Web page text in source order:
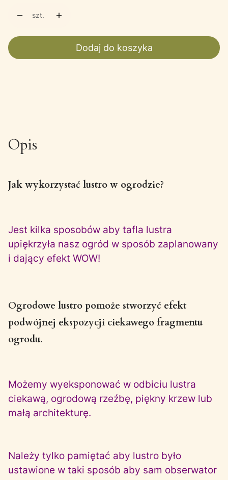
szt.
Dodaj do koszyka
Opis
Jak wykorzystać lustro w ogrodzie?
Jest kilka sposobów aby tafla lustra
upiękrzyła nasz ogród w sposób zaplanowany
i dający efekt WOW!
Ogrodowe lustro pomoże stworzyć efekt
podwójnej ekspozycji ciekawego fragmentu
ogrodu.
Możemy wyeksponować w odbiciu lustra
ciekawą, ogrodową rzeźbę, piękny krzew lub
małą architekturę.
Należy tylko pamiętać aby lustro było
ustawione w taki sposób aby sam obserwator